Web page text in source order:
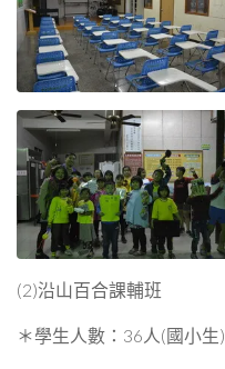
(2)沿山百合課輔班
＊學生人數：36人(國小生)